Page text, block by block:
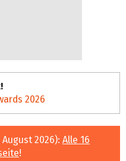
2026
August 2026): Alle 16
!